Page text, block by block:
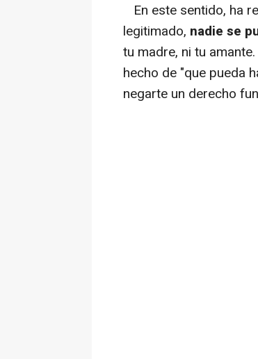
En este sentido, ha
legitimado, nadie se
tu madre, ni tu
hecho de "que pueda
negarte un derecho